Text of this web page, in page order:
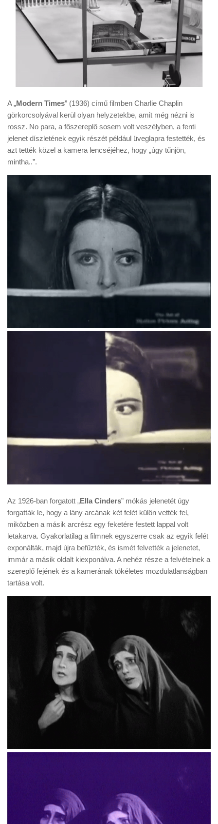
A „Modern Times” (1936) című filmben Charlie Chaplin
görkorcsolyával kerül olyan helyzetekbe, amit még nézni is
rossz. No para, a főszereplő sosem volt veszélyben, a fenti
jelenet díszletének egyik részét például üveglapra festették, és
azt tették közel a kamera lencséjéhez, hogy „úgy tűnjön,
mintha..”.
Az 1926-ban forgatott „Ella Cinders” mókás jelenetét úgy
forgatták le, hogy a lány arcának két felét külön vették fel,
miközben a másik arcrész egy feketére festett lappal volt
letakarva. Gyakorlatilag a filmnek egyszerre csak az egyik felét
exponálták, majd újra befűzték, és ismét felvették a jelenetet,
immár a másik oldalt kiexponálva. A nehéz része a felvételnek a
szereplő fejének és a kamerának tökéletes mozdulatlanságban
tartása volt.